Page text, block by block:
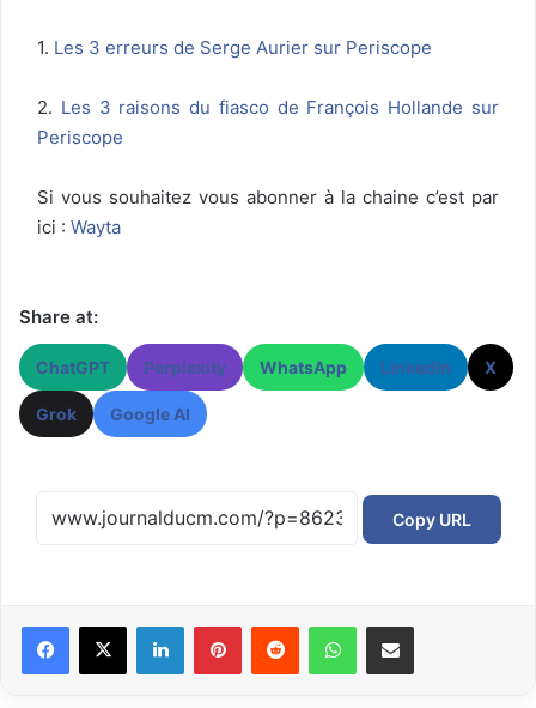
1. Les 3 erreurs de Serge Aurier sur Periscope
2. Les 3 raisons du fiasco de François Hollande sur
Periscope
Si vous souhaitez vous abonner à la chaine c’est par
ici : Wayta
Share at:
ChatGPT Perplexity WhatsApp LinkedIn X
Grok Google AI
Copy URL